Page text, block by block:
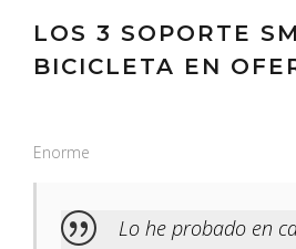
LOS 3 SOPORTE
BICICLETA EN
Enorme
Lo he probado en